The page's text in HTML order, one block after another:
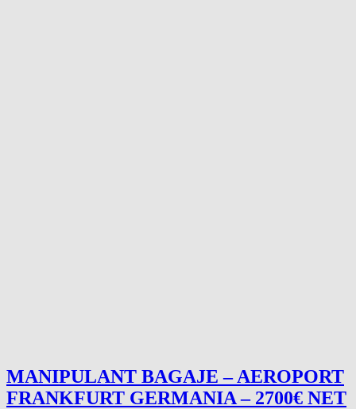
MANIPULANT BAGAJE – AEROPORT
FRANKFURT GERMANIA – 2700€ NET